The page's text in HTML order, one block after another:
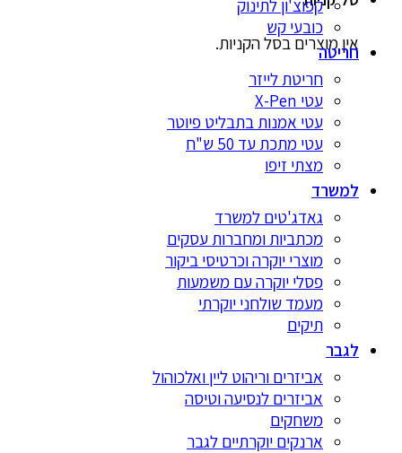
אין מוצרים בסל הקניות.
קפוצ'ון לתינוק
כובעי קש
חריטה
חריטת לייזר
עטי X-Pen
עטי אמנות בתבליט פיוטר
עטי מתכת עד 50 ש"ח
מצתי זיפו
למשרד
גאדג'טים למשרד
מכתביות ומחברות עסקים
מוצרי יוקרה וכרטיסי ביקור
פסלי יוקרה עם משמעות
מעמד שולחני יוקרתי
תיקים
לגבר
אביזרים וריהוט ליין ואלכוהול
אביזרים לנסיעה וטיסה
משחקים
ארנקים יוקרתיים לגבר